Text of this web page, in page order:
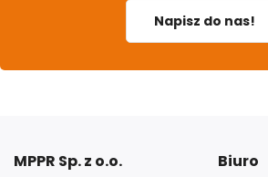
Napisz do nas!
MPPR Sp. z o.o. Biuro